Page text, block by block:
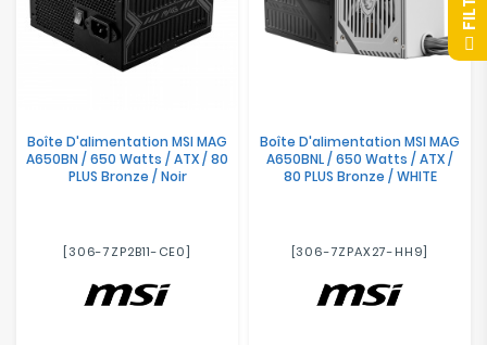
Boîte D'alimentation MSI MAG
A650BN / 650 Watts / ATX / 80
PLUS Bronze / Noir
[306-7ZP2B11-CE0]
Boîte D'alimentation MSI MAG
A650BNL / 650 Watts / ATX /
80 PLUS Bronze / WHITE
[306-7ZPAX27-HH9]